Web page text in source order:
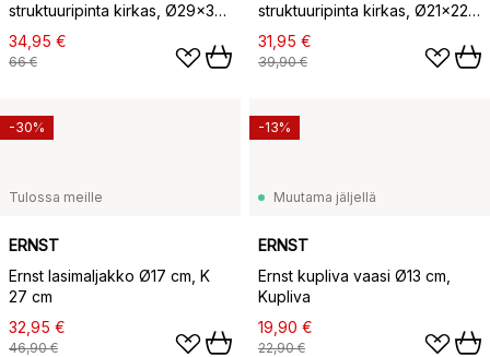
struktuuripinta kirkas, Ø29x30
cm
34,95 €
66 €
struktuuripinta kirkas, Ø21x22
cm
31,95 €
39,90 €
Tulossa meille
ERNST
Ernst lasimaljakko Ø17 cm, K
27 cm
32,95 €
46,90 €
-30%
Muutama jäljellä
ERNST
Ernst kupliva vaasi Ø13 cm,
Kupliva
19,90 €
22,90 €
-13%